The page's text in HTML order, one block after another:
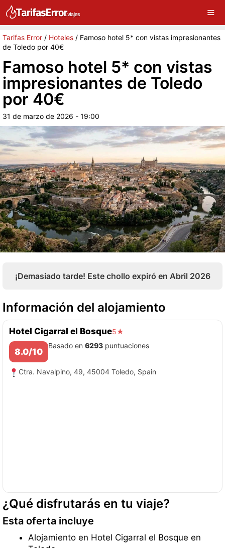
Tarifas Error / Hoteles / Famoso hotel 5* con vistas impresionantes
de Toledo por 40€
Famoso hotel 5* con vistas
impresionantes de Toledo
por 40€
31 de marzo de 2026 - 19:00
¡Demasiado tarde! Este chollo expiró en Abril 2026
Información del alojamiento
Hotel Cigarral el Bosque5★
8.0/10
Basado en 6293 puntuaciones
Ctra. Navalpino, 49, 45004 Toledo, Spain
¿Qué disfrutarás en tu viaje?
Esta oferta incluye
Alojamiento en Hotel Cigarral el Bosque en
G Sigue a Tarifas Error en Google ×